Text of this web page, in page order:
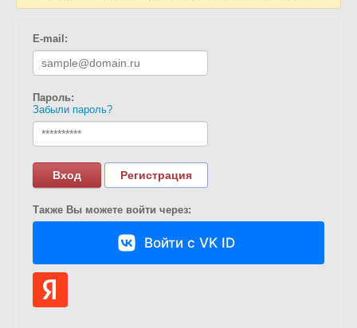
E-mail:
Пароль:
Забыли пароль?
Регистрация
Вход
Также Вы можете войти через:
Войти с VK ID